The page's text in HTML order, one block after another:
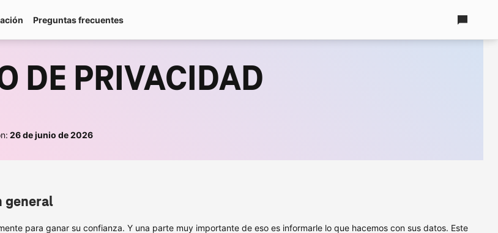
Preguntas frecuentes
DE PRIVACIDAD
26 de junio de 2026
general
para ganar su confianza. Y una parte muy importante de eso es informarle lo que hacemos con sus datos. Este